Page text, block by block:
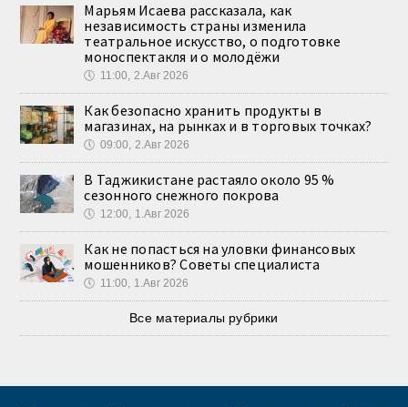
Марьям Исаева рассказала, как
независимость страны изменила
театральное искусство, о подготовке
моноспектакля и о молодёжи
🕔 11:00, 2.Авг 2026
Как безопасно хранить продукты в
магазинах, на рынках и в торговых точках?
🕔 09:00, 2.Авг 2026
В Таджикистане растаяло около 95 %
сезонного снежного покрова
🕔 12:00, 1.Авг 2026
Как не попасться на уловки финансовых
мошенников? Советы специалиста
🕔 11:00, 1.Авг 2026
Все материалы рубрики